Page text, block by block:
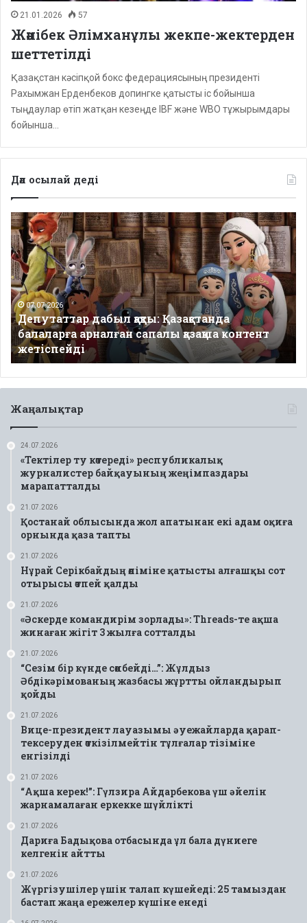
21.01.2026 57
Жәнібек Әлімханұлы жекпе-жектерден
шеттетілді
Қазақстан кәсіпқой бокс федерациясының президенті
Рахымжан Ерденбеков допингке қатысты іс бойынша
тыңдаулар өтіп жатқан кезеңде IBF және WBO тұжырымдары
бойынша…
Дәл осылай деді
Депутаттар
дабыл
қақты:
Қазақстанда
балаларға
арналған
сапалы
қазақша
контент
жетіспейді
07.07.2026
Депутаттар дабыл қақты: Қазақстанда
балаларға арналған сапалы қазақша контент
жетіспейді
Жаңалықтар
24.07.2026
«Тектілер ту көтереді» республикалық
журналистер байқауының жеңімпаздары
марапатталды
21.07.2026
Қостанай облысында жол апатынан екі адам оқиға
орнында қаза тапты
21.07.2026
Нұрай Серікбайдың өліміне қатысты алғашқы сот
отырысы өтпей қалды
21.07.2026
«Әскерде командирім зорлады»: Threads-те ақша
жинаған жігіт 3 жылға сотталды
21.07.2026
“Сезім бір күнде сөнбейді…”: Жұлдыз
Әбдікәрімованың жазбасы жұртты ойландырып
қойды
21.07.2026
Вице-президент лауазымы әуежайларда қарап-
тексеруден өткізілмейтін тұлғалар тізіміне
енгізілді
21.07.2026
“Ақша керек!”: Гүлзира Айдарбекова үш әйелін
жарнамалаған еркекке шүйлікті
21.07.2026
Дариға Бадықова отбасында ұл бала дүниеге
келгенін айтты
21.07.2026
Жүргізушілер үшін талап күшейеді: 25 тамыздан
бастап жаңа ережелер күшіне енеді